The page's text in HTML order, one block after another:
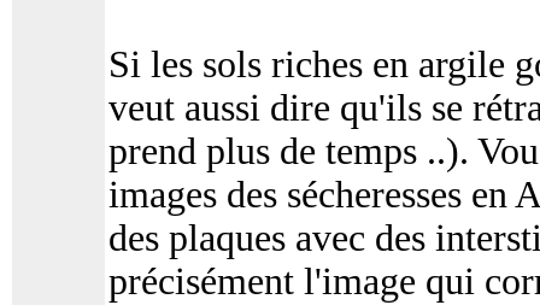
Si les sols riches en argile
veut aussi dire qu'ils se
prend plus de temps ..).
images des sécheresses
des plaques avec des
précisément l'image qui